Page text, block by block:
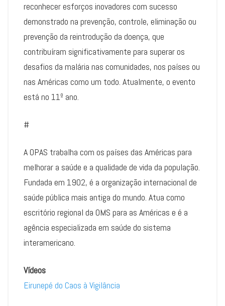
reconhecer esforços inovadores com sucesso
demonstrado na prevenção, controle, eliminação ou
prevenção da reintrodução da doença, que
contribuíram significativamente para superar os
desafios da malária nas comunidades, nos países ou
nas Américas como um todo. Atualmente, o evento
está no 11º ano.
#
A OPAS trabalha com os países das Américas para
melhorar a saúde e a qualidade de vida da população.
Fundada em 1902, é a organização internacional de
saúde pública mais antiga do mundo. Atua como
escritório regional da OMS para as Américas e é a
agência especializada em saúde do sistema
interamericano.
Vídeos
Eirunepé do Caos à Vigilância